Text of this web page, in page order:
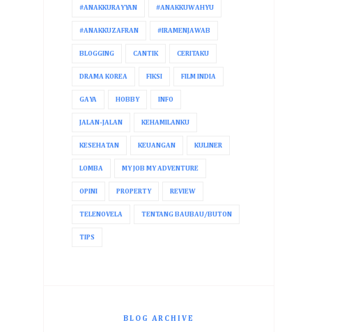
#ANAKKURAYYAN #ANAKKUWAHYU
#ANAKKUZAFRAN #IRAMENJAWAB
BLOGGING CANTIK CERITAKU
DRAMA KOREA FIKSI FILM INDIA
GAYA HOBBY INFO
JALAN-JALAN KEHAMILANKU
KESEHATAN KEUANGAN KULINER
LOMBA MY JOB MY ADVENTURE
OPINI PROPERTY REVIEW
TELENOVELA TENTANG BAUBAU/BUTON
TIPS
BLOG ARCHIVE